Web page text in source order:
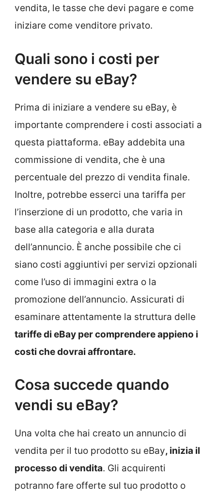
vendita, le tasse che devi pagare e come
iniziare come venditore privato.
Quali sono i costi per
vendere su eBay?
Prima di iniziare a vendere su eBay, è
importante comprendere i costi associati a
questa piattaforma. eBay addebita una
commissione di vendita, che è una
percentuale del prezzo di vendita finale.
Inoltre, potrebbe esserci una tariffa per
l’inserzione di un prodotto, che varia in
base alla categoria e alla durata
dell’annuncio. È anche possibile che ci
siano costi aggiuntivi per servizi opzionali
come l’uso di immagini extra o la
promozione dell’annuncio. Assicurati di
esaminare attentamente la struttura delle
tariffe di eBay per comprendere appieno i
costi che dovrai affrontare.
Cosa succede quando
vendi su eBay?
Una volta che hai creato un annuncio di
vendita per il tuo prodotto su eBay, inizia il
processo di vendita. Gli acquirenti
potranno fare offerte sul tuo prodotto o